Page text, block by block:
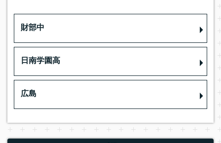
財部中
日南学園高
広島